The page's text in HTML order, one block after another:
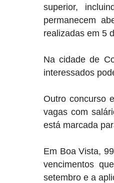
superior,
permanecem
realizadas em 5
Na cidade de
interessados
Outro concurso
vagas com
está marcada
Em Boa Vista,
vencimentos
setembro e a